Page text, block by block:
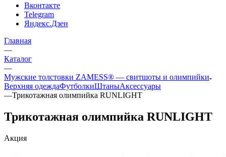
Вконтакте
Telegram
Яндекс.Дзен
Главная
—
Каталог
—
Мужские толстовки ZAMESS® — свитшоты и олимпийки
Верхняя одеждаФутболкиШтаныАксессуары
—Трикотажная олимпийка RUNLIGHT
Трикотажная олимпийка RUNLIGHT
Акция